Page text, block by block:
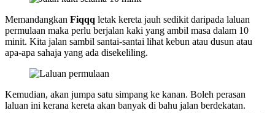
Memandangkan Fiqqq letak kereta jauh sedikit daripada laluan
permulaan maka perlu berjalan kaki yang ambil masa dalam 10
minit. Kita jalan sambil santai-santai lihat kebun atau dusun atau
apa-apa sahaja yang ada disekeliling.
Kemudian, akan jumpa satu simpang ke kanan. Boleh perasan
laluan ini kerana kereta akan banyak di bahu jalan berdekatan.